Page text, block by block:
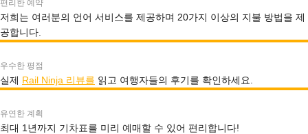
편리한 예약
저희는 여러분의 언어 서비스를 제공하며 20가지 이상의 지불 방법을 제
공합니다.
우수한 평점
실제 Rail Ninja 리뷰를 읽고 여행자들의 후기를 확인하세요.
유연한 계획
최대 1년까지 기차표를 미리 예매할 수 있어 편리합니다!